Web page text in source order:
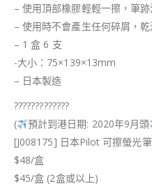
– 使用頂部橡膠輕輕一擦，筆
– 使用時不會產生任何碎屑，
– 1 盒 6 支
-大小：75×139×13mm
– 日本製造
?????????????
(
預計到港日期: 2020年9月頭
[J008175] 日本Pilot 可擦螢光
$48/盒
$45/盒 (2盒或以上)